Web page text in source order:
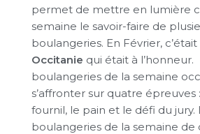
permet de mettre en lumière
semaine le savoir-faire de
boulangeries. En Février,
Occitanie qui était à l’honneur.
boulangeries de la semaine
s’affronter sur quatre épreuves
fournil, le pain et le défi du jury.
boulangeries de la semaine